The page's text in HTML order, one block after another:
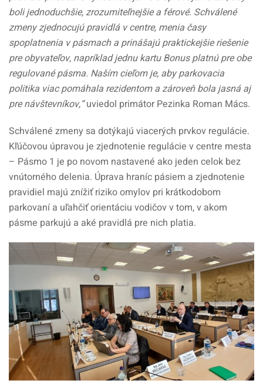
boli jednoduchšie, zrozumiteľnejšie a férové. Schválené
zmeny zjednocujú pravidlá v centre, menia časy
spoplatnenia v pásmach a prinášajú praktickejšie riešenie
pre obyvateľov, napríklad jednu kartu Bonus platnú pre obe
regulované pásma. Naším cieľom je, aby parkovacia
politika viac pomáhala rezidentom a zároveň bola jasná aj
pre návštevníkov,“uviedol primátor Pezinka Roman Mács.
Schválené zmeny sa dotýkajú viacerých prvkov regulácie.
Kľúčovou úpravou je zjednotenie regulácie v centre mesta
– Pásmo 1 je po novom nastavené ako jeden celok bez
vnútorného delenia. Úprava hraníc pásiem a zjednotenie
pravidiel majú znížiť riziko omylov pri krátkodobom
parkovaní a uľahčiť orientáciu vodičov v tom, v akom
pásme parkujú a aké pravidlá pre nich platia.